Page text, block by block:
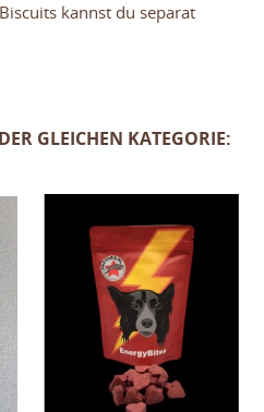
kannst du separat
GLEICHEN KATEGORIE: